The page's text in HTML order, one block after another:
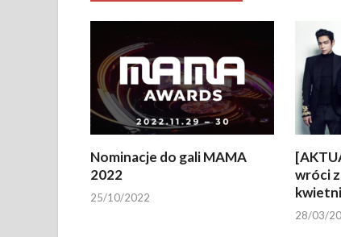
Nominacje do gali MAMA
2022
25/10/2022
wróci
28/03/